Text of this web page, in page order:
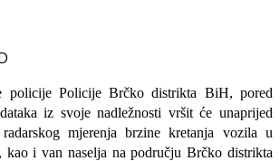
policije Policije Brčko distrikta BiH, pored
iz svoje nadležnosti vršit će unaprijed
mjerenja brzine kretanja vozila u
kao i van naselja na području Brčko distrikta